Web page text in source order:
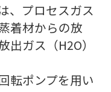
、プロセスガス
着材からの放
ガス（H2O）
転ポンプを用い